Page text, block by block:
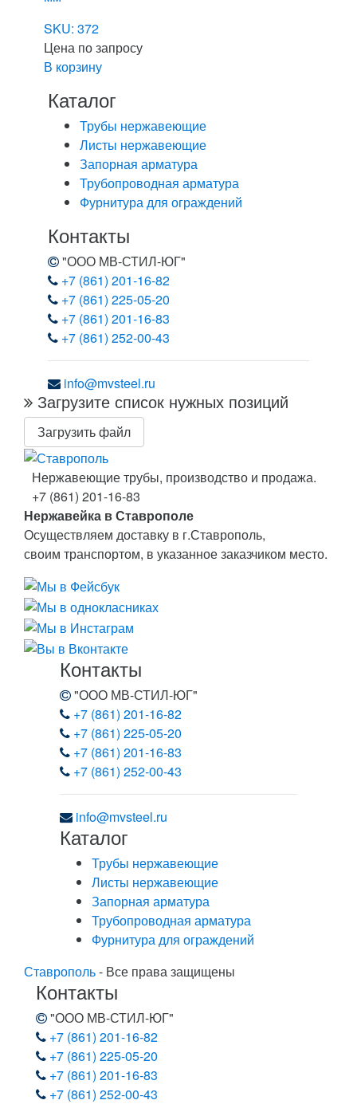
SKU: 372
Цена по запросу
В корзину
Каталог
Трубы нержавеющие
Листы нержавеющие
Запорная арматура
Трубопроводная арматура
Фурнитура для ограждений
Контакты
"ООО МВ-СТИЛ-ЮГ"
+7 (861) 201-16-82
+7 (861) 225-05-20
+7 (861) 201-16-83
+7 (861) 252-00-43
info@mvsteel.ru
Загрузите список нужных позиций
Загрузить файл
Нержавеющие трубы, производство и продажа.
+7 (861) 201-16-83
Нержавейка в Ставрополе
Осуществляем доставку в г.Ставрополь,
своим транспортом, в указанное заказчиком место.
Контакты
"ООО МВ-СТИЛ-ЮГ"
+7 (861) 201-16-82
+7 (861) 225-05-20
+7 (861) 201-16-83
+7 (861) 252-00-43
info@mvsteel.ru
Каталог
Трубы нержавеющие
Листы нержавеющие
Запорная арматура
Трубопроводная арматура
Фурнитура для ограждений
Ставрополь- Все права защищены
Контакты
"ООО МВ-СТИЛ-ЮГ"
+7 (861) 201-16-82
+7 (861) 225-05-20
+7 (861) 201-16-83
+7 (861) 252-00-43